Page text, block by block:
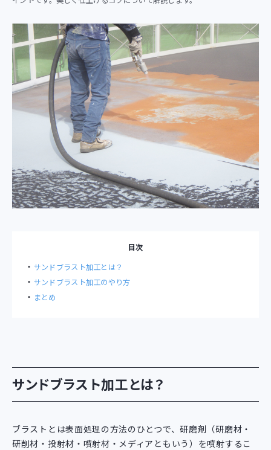
目次
サンドブラスト加工とは？
サンドブラスト加工のやり方
まとめ
サンドブラスト加工とは？
ブラストとは表面処理の方法のひとつで、研磨剤（研磨材・
研削材・投射材・噴射材・メディアともいう）を噴射するこ